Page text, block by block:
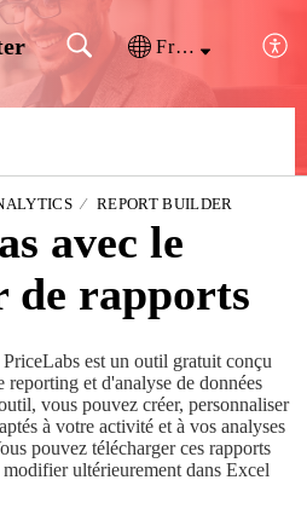
Français (France)
REPORT BUILDER
avec le
de rapports
est un outil gratuit conçu
reporting et d'analyse de données
vous pouvez créer, personnaliser
à votre activité et à vos analyses
pouvez télécharger ces rapports
ultérieurement dans Excel